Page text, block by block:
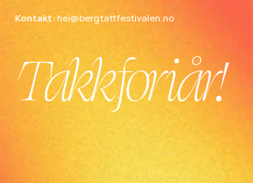
Kontakt:hei@bergtattfestivalen.no
Takk for i år!